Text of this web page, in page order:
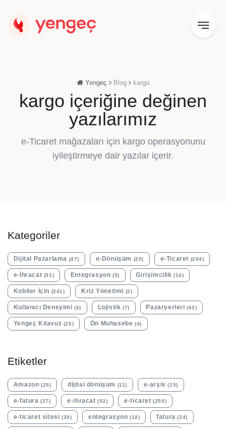
Yengeç Blog kargo
kargo içeriğine değinen
yazılarımız
e-Ticaret mağazaları için kargo operasyonunu
iyileştirmeye dair yazılar içerir.
Kategoriler
Dijital Pazarlama (47) e-Dönüşüm (25) e-Ticaret (204)
e-İhracat (52) Entegrasyon (5) Girişimcilik (14)
Kobiler İçin (241) Kriz Yönetimi (2)
Kullanıcı Deneyimi (6) Lojistik (7) Pazaryerleri (62)
Yengeç Kılavuz (26) Ön Muhasebe (4)
Etiketler
Amazon (25) dijital dönüşüm (11) e-arşiv (15)
e-fatura (27) e-ihracat (53) e-ticaret (250)
e-ticaret sitesi (39) entegrasyon (18) fatura (24)